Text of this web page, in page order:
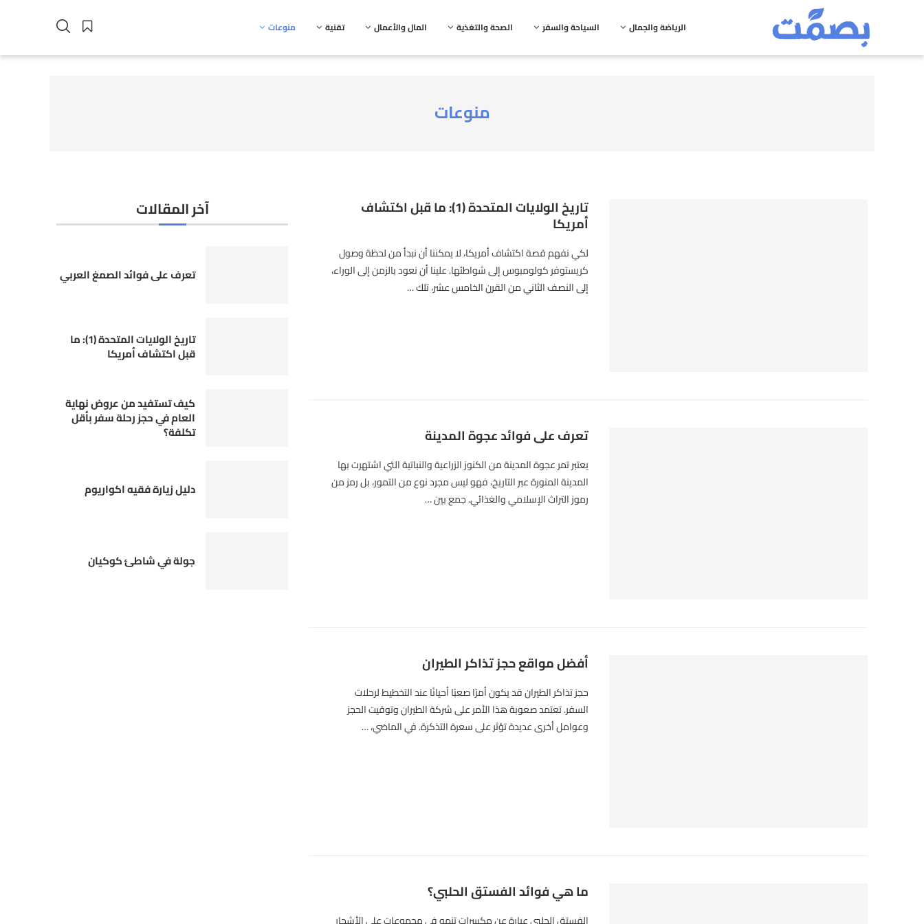
الرياضة والجمال السياحة والسفر الصحة والتغذية المال والأعمال تقنية منوعات
منوعات
تاريخ الولايات المتحدة (1): ما قبل اكتشاف
أمريكا
لكي نفهم قصة اكتشاف أمريكا، لا يمكننا أن نبدأ من لحظة وصول
كريستوفر كولومبوس إلى شواطئها. علينا أن نعود بالزمن إلى الوراء،
إلى النصف الثاني من القرن الخامس عشر، تلك …
تعرف على فوائد عجوة المدينة
يعتبر تمر عجوة المدينة من الكنوز الزراعية والنباتية التي اشتهرت بها
المدينة المنورة عبر التاريخ، فهو ليس مجرد نوع من التمور، بل رمز من
رموز التراث الإسلامي والغذائي. جمع بين …
أفضل مواقع حجز تذاكر الطيران
حجز تذاكر الطيران قد يكون أمرًا صعبًا أحيانًا عند التخطيط لرحلات
السفر. تعتمد صعوبة هذا الأمر على شركة الطيران وتوقيت الحجز
وعوامل أخرى عديدة تؤثر على سعرة التذكرة. في الماضي، …
ما هي فوائد الفستق الحلبي؟
آخر المقالات
تعرف على فوائد الصمغ العربي
تاريخ الولايات المتحدة (1): ما
قبل اكتشاف أمريكا
كيف تستفيد من عروض نهاية
العام في حجز رحلة سفر بأقل
تكلفة؟
دليل زيارة فقيه اكواريوم
جولة في شاطئ كوكيان